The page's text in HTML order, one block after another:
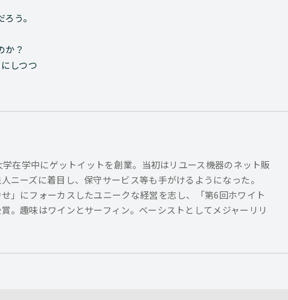
う。
か？
しつつ
在学中にゲットイットを創業。当初はリユース機器のネット販
ニーズに着目し、保守サービス等も手がけるようになった。
」にフォーカスしたユニークな経営を志し、「第6回ホワイト
。趣味はワインとサーフィン。ベーシストとしてメジャーリリ